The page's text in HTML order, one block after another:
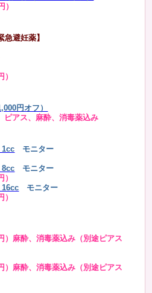
）
急避妊薬】
円オフ）
アス、麻酔、消毒薬込み
1cc モニター
8cc モニター
16cc
モニター
麻酔、消毒薬込み（別途ピアス
麻酔、消毒薬込み（別途ピアス